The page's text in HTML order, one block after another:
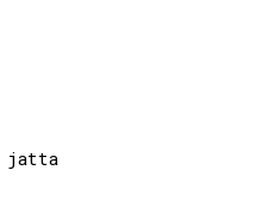
Lluocchie 'ncuollo e 'na jatta